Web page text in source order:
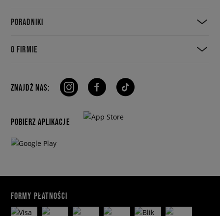
PORADNIKI
O FIRMIE
ZNAJDŹ NAS:
POBIERZ APLIKACJE
FORMY PŁATNOŚCI